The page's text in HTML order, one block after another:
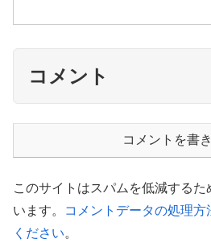
コメント
コメントを書
このサイトはスパムを低減するた
います。
コメントデータの処理
ください。